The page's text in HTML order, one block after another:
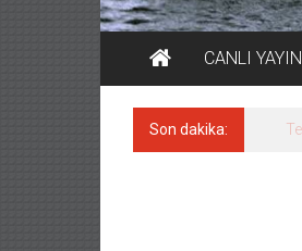
CANLI YAYIN
Son dakika: